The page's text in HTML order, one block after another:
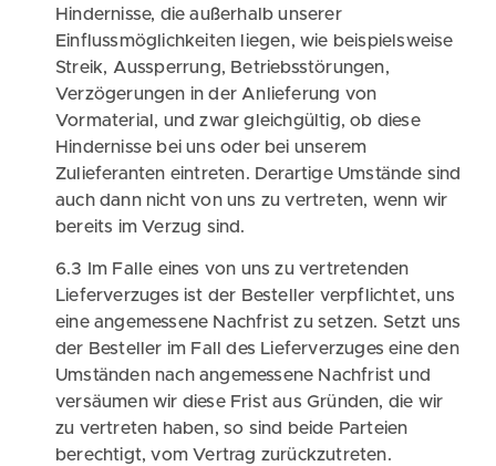
Hindernisse, die außerhalb unserer
Einflussmöglichkeiten liegen, wie beispielsweise
Streik, Aussperrung, Betriebsstörungen,
Verzögerungen in der Anlieferung von
Vormaterial, und zwar gleichgültig, ob diese
Hindernisse bei uns oder bei unserem
Zulieferanten eintreten. Derartige Umstände sind
auch dann nicht von uns zu vertreten, wenn wir
bereits im Verzug sind.
6.3 Im Falle eines von uns zu vertretenden
Lieferverzuges ist der Besteller verpflichtet, uns
eine angemessene Nachfrist zu setzen. Setzt uns
der Besteller im Fall des Lieferverzuges eine den
Umständen nach angemessene Nachfrist und
versäumen wir diese Frist aus Gründen, die wir
zu vertreten haben, so sind beide Parteien
berechtigt, vom Vertrag zurückzutreten.